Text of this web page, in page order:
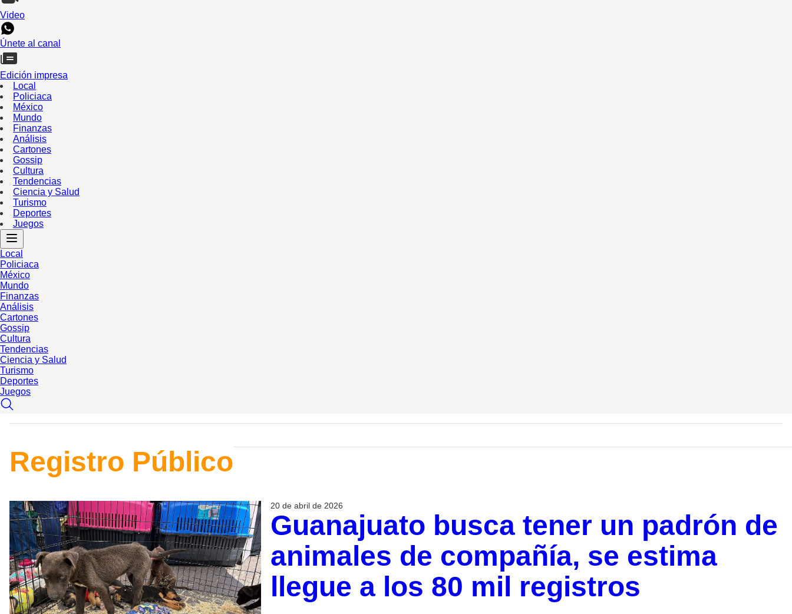
Video
Únete al canal
Edición impresa
Local
Policiaca
México
Mundo
Finanzas
Análisis
Cartones
Gossip
Cultura
Tendencias
Ciencia y Salud
Turismo
Deportes
Juegos
Local
Policiaca
México
Mundo
Finanzas
Análisis
Cartones
Gossip
Cultura
Tendencias
Ciencia y Salud
Turismo
Deportes
Juegos
Registro Público
20 de abril de 2026
Guanajuato busca tener un padrón de
animales de compañía, se estima
llegue a los 80 mil registros